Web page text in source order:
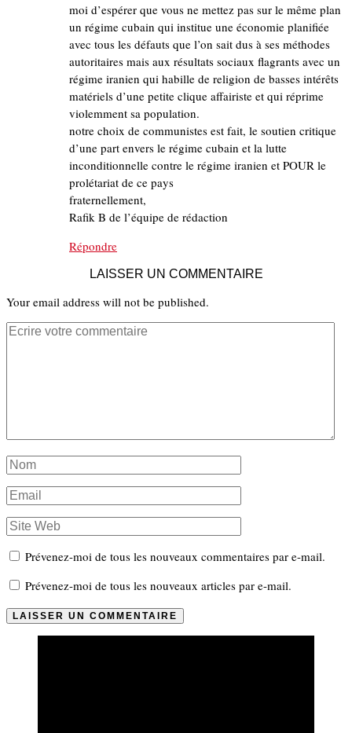
moi d’espérer que vous ne mettez pas sur le même plan
un régime cubain qui institue une économie planifiée
avec tous les défauts que l’on sait dus à ses méthodes
autoritaires mais aux résultats sociaux flagrants avec un
régime iranien qui habille de religion de basses intérêts
matériels d’une petite clique affairiste et qui réprime
violemment sa population.
notre choix de communistes est fait, le soutien critique
d’une part envers le régime cubain et la lutte
inconditionnelle contre le régime iranien et POUR le
prolétariat de ce pays
fraternellement,
Rafik B de l’équipe de rédaction
Répondre
LAISSER UN COMMENTAIRE
Your email address will not be published.
Prévenez-moi de tous les nouveaux commentaires par e-mail.
Prévenez-moi de tous les nouveaux articles par e-mail.